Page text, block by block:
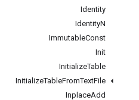
Identity
IdentityN
ImmutableConst
Init
InitializeTable
InitializeTableFromTextFile
InplaceAdd